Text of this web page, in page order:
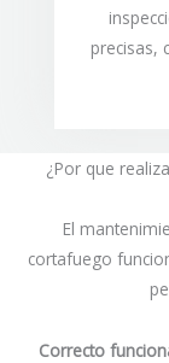
precisas,
¿Por que
El
cortafuego
Correcto